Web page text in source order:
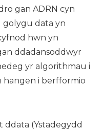
gan ADRN cyn
golygu data yn
hwn yn
ddadansoddwyr
yr algorithmau i
hangen i berfformio
ddata (Ystadegydd